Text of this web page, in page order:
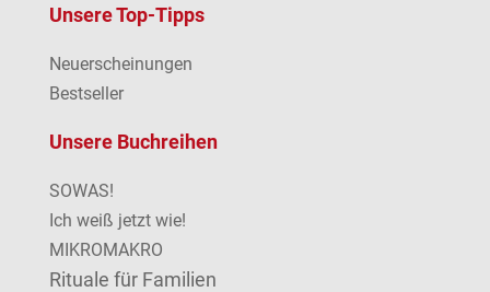
Unsere Top-Tipps
Neuerscheinungen
Bestseller
Unsere Buchreihen
SOWAS!
Ich weiß jetzt wie!
MIKROMAKRO
Rituale für Familien